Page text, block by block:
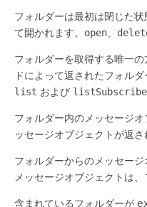
フォルダーは最初は閉じた
て開かれます。 open
フォルダーを取得する唯一
ドによって返されたフォル
list および
フォルダー内のメッセージ
ッセージオブジェクトが返さ
フォルダーからのメッセー
メッセージオブジェクトは
含まれているフォルダーが